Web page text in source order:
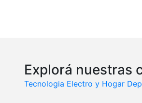
Explorá nuestras
Tecnologia Electro y Hogar